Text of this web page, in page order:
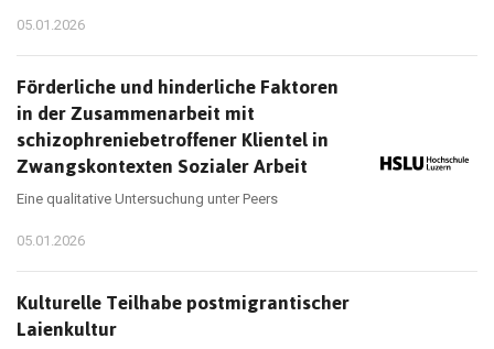
05.01.2026
Förderliche und hinderliche Faktoren
in der Zusammenarbeit mit
schizophreniebetroffener Klientel in
Zwangskontexten Sozialer Arbeit
Eine qualitative Untersuchung unter Peers
05.01.2026
Kulturelle Teilhabe postmigrantischer
Laienkultur